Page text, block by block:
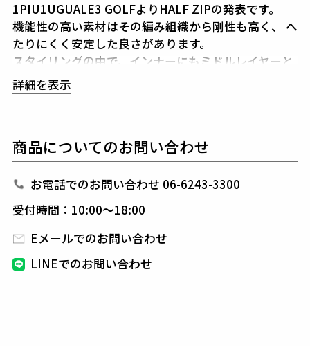
1PIU1UGUALE3 GOLFよりHALF ZIPの発表です。
機能性の高い素材はその編み組織から剛性も高く、 へ
たりにくく安定した良さがあります。
スタイリングの中で、インナーにもミドルレイヤーと
しても使える汎用性が高い1着です。
カラーは、WHITE、BEIGE、BLACKの3色から
1PIU1UGUALE3 GOLF（ウノピゥウノウグァーレト
レ ゴルフ）
日本から世界に向けて発信するブランドとして世界中
をリリースし続ける1PIU1UGUALE3。
グジュアリーブランドが提案する、高いデザイン性と
ヤーの為のウエアとしてリリースいたします。
詳細を表示
商品についてのお問い合わせ
お電話でのお問い合わせ 06-6243-3300
受付時間：10:00～18:00
Eメールでのお問い合わせ
LINEでのお問い合わせ